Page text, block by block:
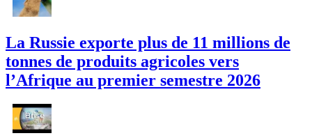
La Russie exporte plus de 11 millions de
tonnes de produits agricoles vers
l’Afrique au premier semestre 2026